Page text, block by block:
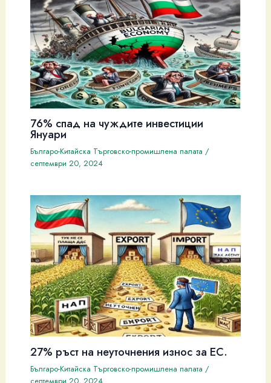
76% спад на чуждите инвестиции
Януари
Българо-Китайска Търговско-промишлена палaта /
септември 20, 2024
27% ръст на неуточнения износ за ЕС.
Българо-Китайска Търговско-промишлена палaта /